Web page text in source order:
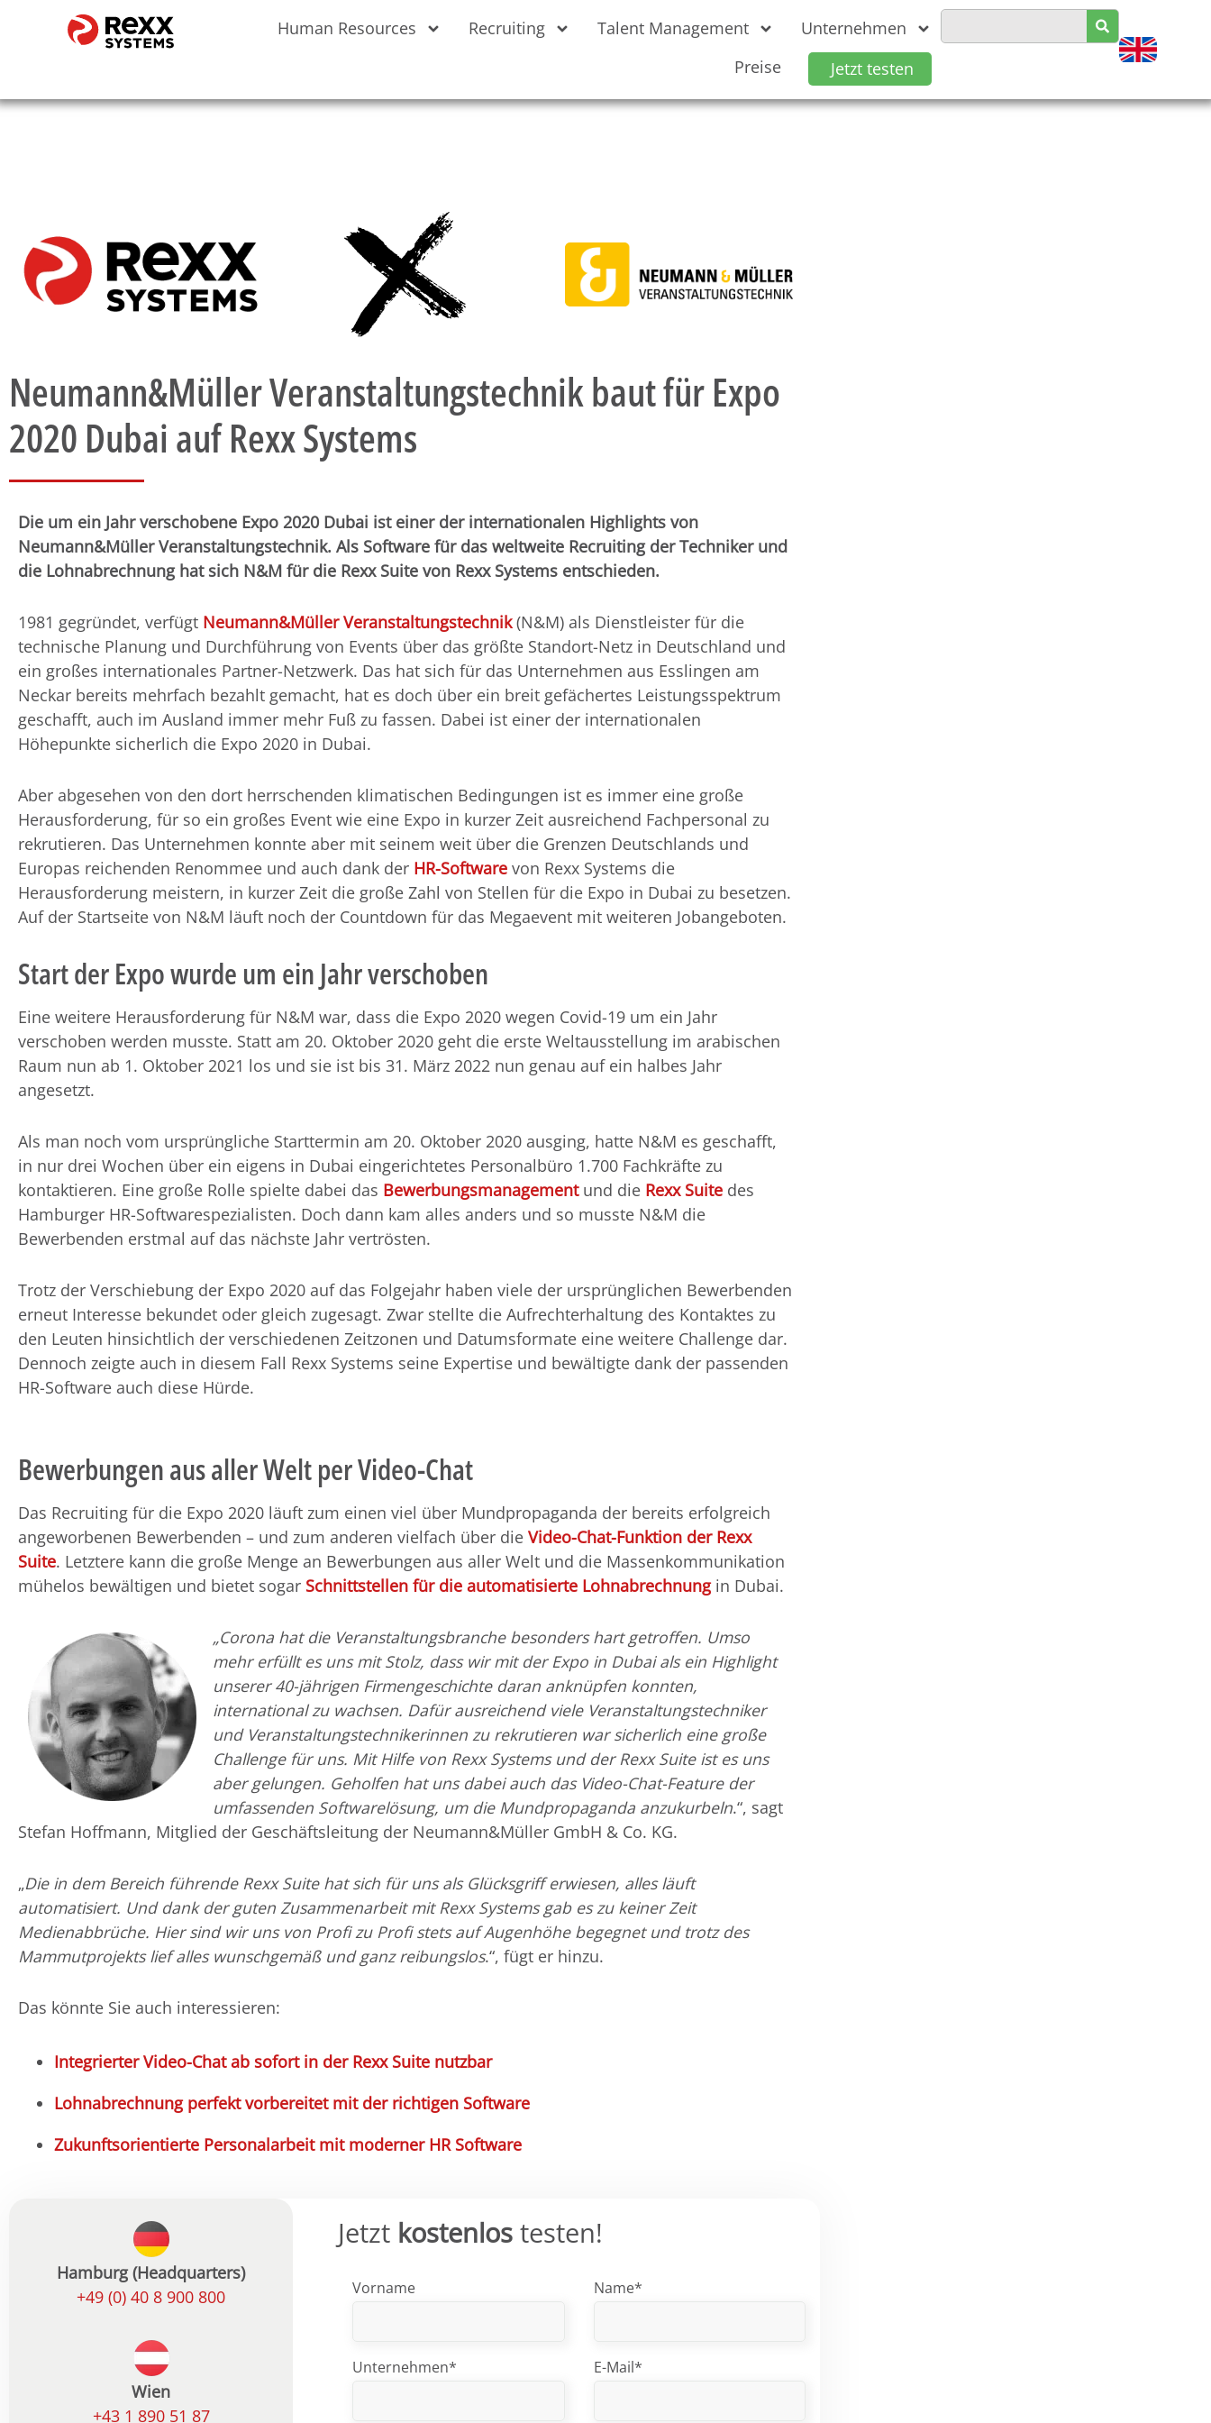
Human Resources Recruiting Talent Management
Unternehmen
Preise
Jetzt testen
Neumann&Müller Veranstaltungstechnik baut für Expo
2020 Dubai auf Rexx Systems
Die um ein Jahr verschobene Expo 2020 Dubai ist einer der internationalen Highlights von
Neumann&Müller Veranstaltungstechnik. Als Software für das weltweite Recruiting der Techniker und
die Lohnabrechnung hat sich N&M für die Rexx Suite von Rexx Systems entschieden.
1981 gegründet, verfügt Neumann&Müller Veranstaltungstechnik(N&M) als Dienstleister für die
technische Planung und Durchführung von Events über das größte Standort-Netz in Deutschland und
ein großes internationales Partner-Netzwerk. Das hat sich für das Unternehmen aus Esslingen am
Neckar bereits mehrfach bezahlt gemacht, hat es doch über ein breit gefächertes Leistungsspektrum
geschafft, auch im Ausland immer mehr Fuß zu fassen. Dabei ist einer der internationalen
Höhepunkte sicherlich die Expo 2020 in Dubai.
Aber abgesehen von den dort herrschenden klimatischen Bedingungen ist es immer eine große
Herausforderung, für so ein großes Event wie eine Expo in kurzer Zeit ausreichend Fachpersonal zu
rekrutieren. Das Unternehmen konnte aber mit seinem weit über die Grenzen Deutschlands und
Europas reichenden Renommee und auch dank der HR-Software von Rexx Systems die
Herausforderung meistern, in kurzer Zeit die große Zahl von Stellen für die Expo in Dubai zu besetzen.
Auf der Startseite von N&M läuft noch der Countdown für das Megaevent mit weiteren Jobangeboten.
Start der Expo wurde um ein Jahr verschoben
Eine weitere Herausforderung für N&M war, dass die Expo 2020 wegen Covid-19 um ein Jahr
verschoben werden musste. Statt am 20. Oktober 2020 geht die erste Weltausstellung im arabischen
Raum nun ab 1. Oktober 2021 los und sie ist bis 31. März 2022 nun genau auf ein halbes Jahr
angesetzt.
Als man noch vom ursprüngliche Starttermin am 20. Oktober 2020 ausging, hatte N&M es geschafft,
in nur drei Wochen über ein eigens in Dubai eingerichtetes Personalbüro 1.700 Fachkräfte zu
kontaktieren. Eine große Rolle spielte dabei das Bewerbungsmanagementund die Rexx Suite des
Hamburger HR-Softwarespezialisten. Doch dann kam alles anders und so musste N&M die
Bewerbenden erstmal auf das nächste Jahr vertrösten.
Trotz der Verschiebung der Expo 2020 auf das Folgejahr haben viele der ursprünglichen Bewerbenden
erneut Interesse bekundet oder gleich zugesagt. Zwar stellte die Aufrechterhaltung des Kontaktes zu
den Leuten hinsichtlich der verschiedenen Zeitzonen und Datumsformate eine weitere Challenge dar.
Dennoch zeigte auch in diesem Fall Rexx Systems seine Expertise und bewältigte dank der passenden
HR-Software auch diese Hürde.
Bewerbungen aus aller Welt per Video-Chat
Das Recruiting für die Expo 2020 läuft zum einen viel über Mundpropaganda der bereits erfolgreich
angeworbenen Bewerbenden – und zum anderen vielfach über die Video-Chat-Funktion der Rexx
Suite. Letztere kann die große Menge an Bewerbungen aus aller Welt und die Massenkommunikation
mühelos bewältigen und bietet sogar Schnittstellen für die automatisierte Lohnabrechnungin Dubai.
„Corona hat die Veranstaltungsbranche besonders hart getroffen. Umso
mehr erfüllt es uns mit Stolz, dass wir mit der Expo in Dubai als ein Highlight
unserer 40-jährigen Firmengeschichte daran anknüpfen konnten,
international zu wachsen. Dafür ausreichend viele Veranstaltungstechniker
und Veranstaltungstechnikerinnen zu rekrutieren war sicherlich eine große
Challenge für uns. Mit Hilfe von Rexx Systems und der Rexx Suite ist es uns
aber gelungen. Geholfen hat uns dabei auch das Video-Chat-Feature der
umfassenden Softwarelösung, um die Mundpropaganda anzukurbeln.“, sagt
Stefan Hoffmann, Mitglied der Geschäftsleitung der Neumann&Müller GmbH & Co. KG.
„Die in dem Bereich führende Rexx Suite hat sich für uns als Glücksgriff erwiesen, alles läuft
automatisiert. Und dank der guten Zusammenarbeit mit Rexx Systems gab es zu keiner Zeit
Medienabbrüche. Hier sind wir uns von Profi zu Profi stets auf Augenhöhe begegnet und trotz des
Mammutprojekts lief alles wunschgemäß und ganz reibungslos.“, fügt er hinzu.
Das könnte Sie auch interessieren:
Integrierter Video-Chat ab sofort in der Rexx Suite nutzbar
Lohnabrechnung perfekt vorbereitet mit der richtigen Software
Zukunftsorientierte Personalarbeit mit moderner HR Software
Hamburg (Headquarters)
+49 (0) 40 8 900 800
Wien
+43 1 890 51 87
Jetzt kostenlos testen!
Vorname Name*
Unternehmen* E-Mail*